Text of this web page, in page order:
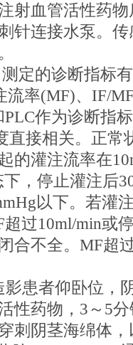
射血管活性药
针连接水泵。
的诊断指标有
流率(MF)、IF/
作为诊断指
接相关。正常
的灌注流率在
，停止灌注后
以下。若灌
过10ml/min或
合不全。MF超
者仰卧位，阴
性药物，3～5
刺阴茎海绵体，